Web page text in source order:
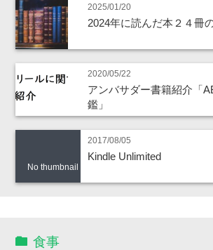
2025/01/20
2024年に読んだ本２４冊
2020/05/22
アンバサダー書籍紹介「
鑑」
No thumbnail
2017/08/05
Kindle Unlimited
食事